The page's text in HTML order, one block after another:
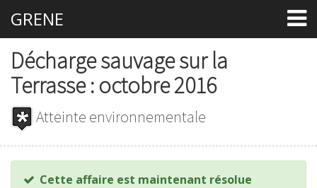
GRENE
Décharge sauvage sur la
Terrasse : octobre 2016
Atteinte environnementale
Cette affaire est maintenant résolue